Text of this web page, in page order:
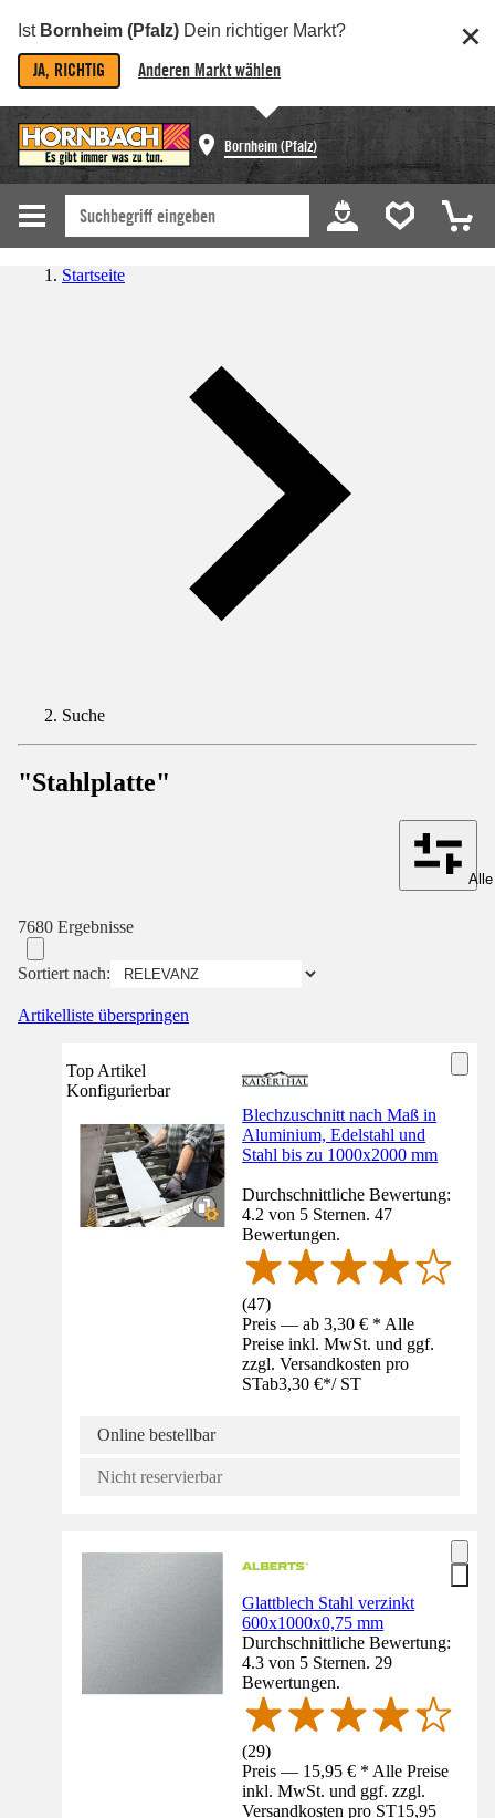
Ist Bornheim (Pfalz) Dein richtiger Markt?
JA, RICHTIG Anderen Markt wählen
Bornheim (Pfalz)
Startseite
Suche
"Stahlplatte"
7680 Ergebnisse
Sortiert nach:
Artikelliste überspringen
Top Artikel
Konfigurierbar
Blechzuschnitt nach Maß in
Aluminium, Edelstahl und
Stahl bis zu 1000x2000 mm
Durchschnittliche Bewertung:
4.2 von 5 Sternen. 47
Bewertungen.
(47)
Preis — ab 3,30 € * Alle
Preise inkl. MwSt. und ggf.
zzgl. Versandkosten pro
STab3,30 €*/ ST
Online bestellbar
Nicht reservierbar
Glattblech Stahl verzinkt
600x1000x0,75 mm
Durchschnittliche Bewertung:
4.3 von 5 Sternen. 29
Bewertungen.
(29)
Preis — 15,95 € * Alle Preise
inkl. MwSt. und ggf. zzgl.
Versandkosten pro ST15,95